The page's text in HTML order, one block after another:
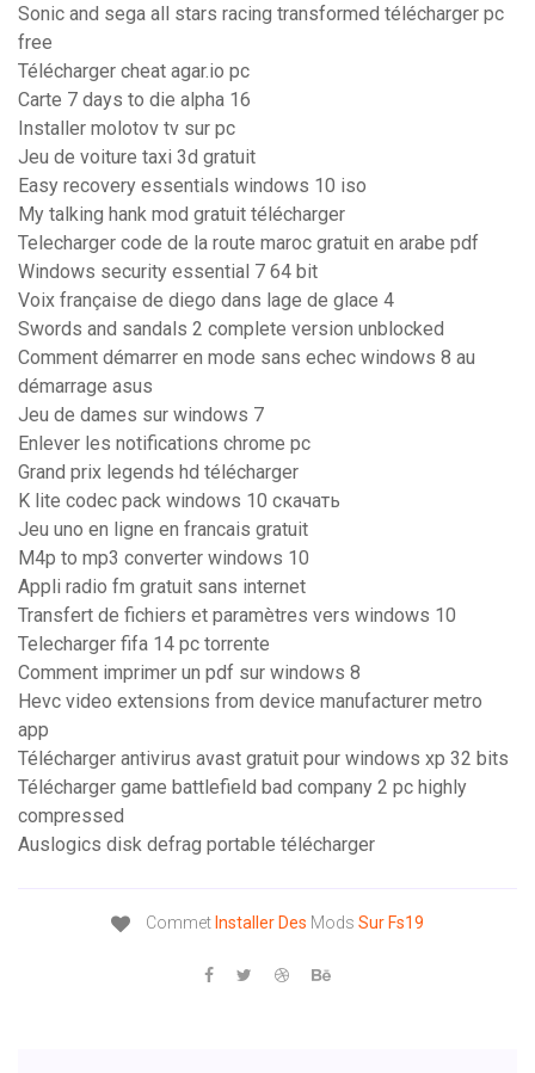
Sonic and sega all stars racing transformed télécharger pc
free
Télécharger cheat agar.io pc
Carte 7 days to die alpha 16
Installer molotov tv sur pc
Jeu de voiture taxi 3d gratuit
Easy recovery essentials windows 10 iso
My talking hank mod gratuit télécharger
Telecharger code de la route maroc gratuit en arabe pdf
Windows security essential 7 64 bit
Voix française de diego dans lage de glace 4
Swords and sandals 2 complete version unblocked
Comment démarrer en mode sans echec windows 8 au
démarrage asus
Jeu de dames sur windows 7
Enlever les notifications chrome pc
Grand prix legends hd télécharger
K lite codec pack windows 10 скачать
Jeu uno en ligne en francais gratuit
M4p to mp3 converter windows 10
Appli radio fm gratuit sans internet
Transfert de fichiers et paramètres vers windows 10
Telecharger fifa 14 pc torrente
Comment imprimer un pdf sur windows 8
Hevc video extensions from device manufacturer metro
app
Télécharger antivirus avast gratuit pour windows xp 32 bits
Télécharger game battlefield bad company 2 pc highly
compressed
Auslogics disk defrag portable télécharger
Commet Installer Des Mods Sur Fs19